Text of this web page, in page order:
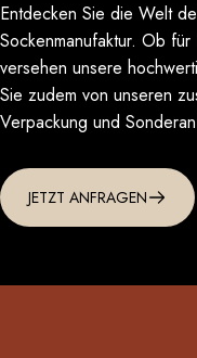
Entdecken Sie die Welt
Sockenmanufaktur. Ob
versehen unsere
Sie zudem von unseren
Verpackung und
JETZT ANFRAGEN